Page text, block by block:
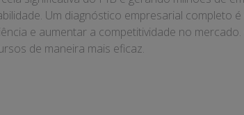
Um diagnóstico empresarial completo
e aumentar a competitividade no mercado.
de maneira mais eficaz.